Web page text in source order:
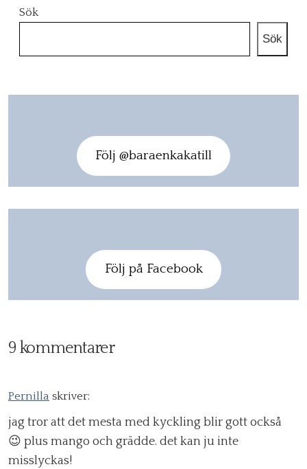
Sök
Sök
Följ @baraenkakatill
Följ på Facebook
9 kommentarer
Pernilla skriver:
jag tror att det mesta med kyckling blir gott också
😉 plus mango och grädde. det kan ju inte
misslyckas!